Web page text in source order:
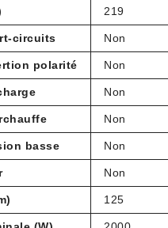
219
circuits Non
polarité Non
Non
Non
basse Non
Non
125